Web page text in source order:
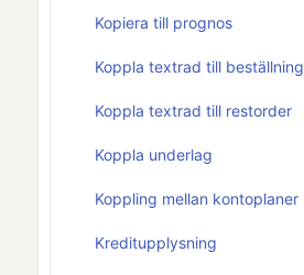
Kopiera till prognos
Koppla textrad till beställning
Koppla textrad till restorder
Koppla underlag
Koppling mellan kontoplaner
Kreditupplysning